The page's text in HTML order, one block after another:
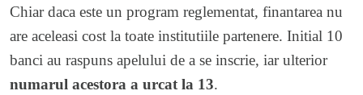
Chiar daca este un program reglementat, finantarea nu
are aceleasi cost la toate institutiile partenere. Initial 10
banci au raspuns apelului de a se inscrie, iar ulterior
numarul acestora a urcat la 13.